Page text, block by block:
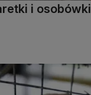
i osobówki